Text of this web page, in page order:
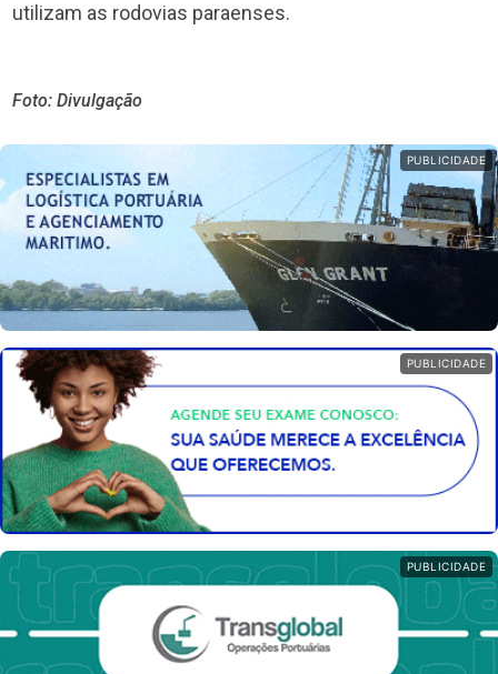
utilizam as rodovias paraenses.
Foto: Divulgação
PUBLICIDADE
PUBLICIDADE
PUBLICIDADE